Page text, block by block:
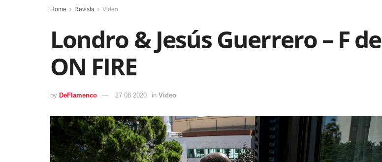
Home Revista Video
Londro & Jesús Guerrero – F de
ON FIRE
by DeFlamenco 27 08 2020 in Video